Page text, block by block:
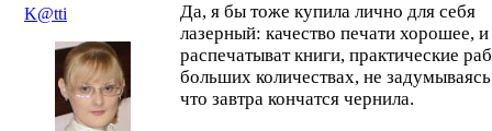
K@tti
Да, я бы тоже купила лично для себя
лазерный: качество печати хорошее,
распечатыват книги, практические
больших количествах, не
что завтра кончатся чернила.